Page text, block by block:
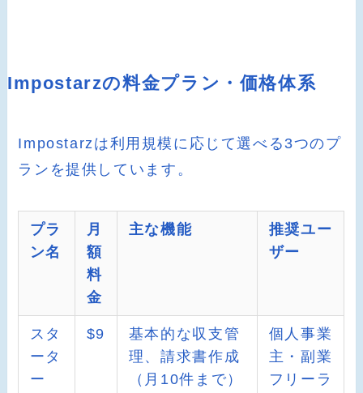
Impostarzの料金プラン・価格体系
Impostarzは利用規模に応じて選べる3つのプ
ランを提供しています。
プラ
ン名
月
額
料
金
主な機能
推奨ユー
ザー
スタ
ータ
ー
$9
基本的な収支管
理、請求書作成
（月10件まで）
個人事業
主・副業
フリーラ